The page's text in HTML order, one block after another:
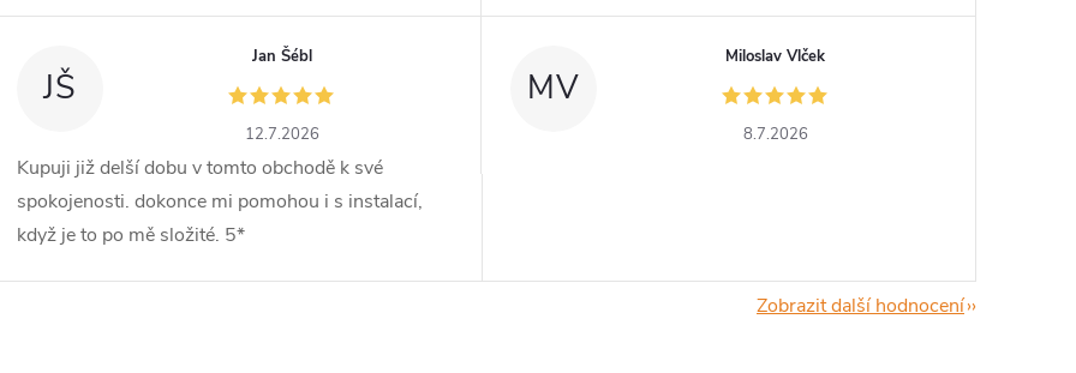
JŠ
Jan Šébl
12.7.2026
Kupuji již delší dobu v tomto obchodě k své
spokojenosti. dokonce mi pomohou i s instalací,
když je to po mě složité. 5*
MV
Miloslav Vlček
8.7.2026
Zobrazit další hodnocení